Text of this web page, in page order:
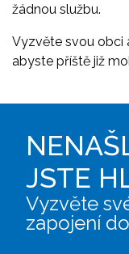
žádnou službu.
Vyzvěte svou obci
abyste příště již
JSTE
Vyzvěte
zapojení